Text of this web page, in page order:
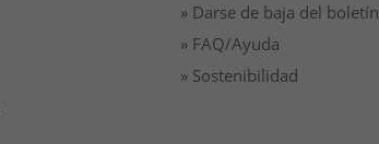
» Darse de baja del boletín
» FAQ/Ayuda
» Sostenibilidad